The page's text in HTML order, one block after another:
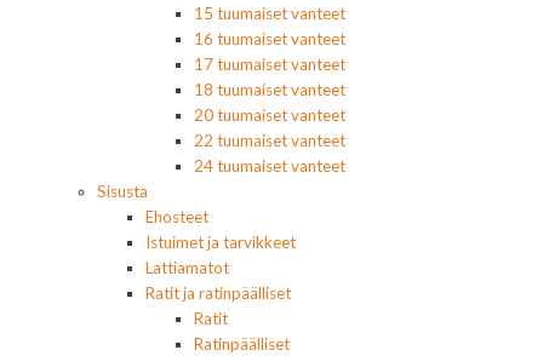
15 tuumaiset vanteet
16 tuumaiset vanteet
17 tuumaiset vanteet
18 tuumaiset vanteet
20 tuumaiset vanteet
22 tuumaiset vanteet
24 tuumaiset vanteet
Sisusta
Ehosteet
Istuimet ja tarvikkeet
Lattiamatot
Ratit ja ratinpäälliset
Ratit
Ratinpäälliset